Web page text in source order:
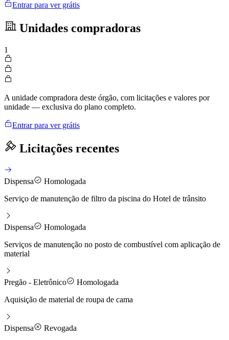
Entrar para ver grátis
Unidades compradoras
1
A unidade compradora deste órgão, com licitações e valores por
unidade — exclusiva do plano completo.
Entrar para ver grátis
Licitações recentes
Dispensa
Homologada
Serviço de manutenção de filtro da piscina do Hotel de trânsito
Dispensa
Homologada
Serviços de manutenção no posto de combustível com aplicação de
material
Pregão - Eletrônico
Homologada
Aquisição de material de roupa de cama
Dispensa
Revogada